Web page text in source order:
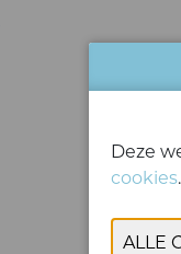
Deze
cookies.